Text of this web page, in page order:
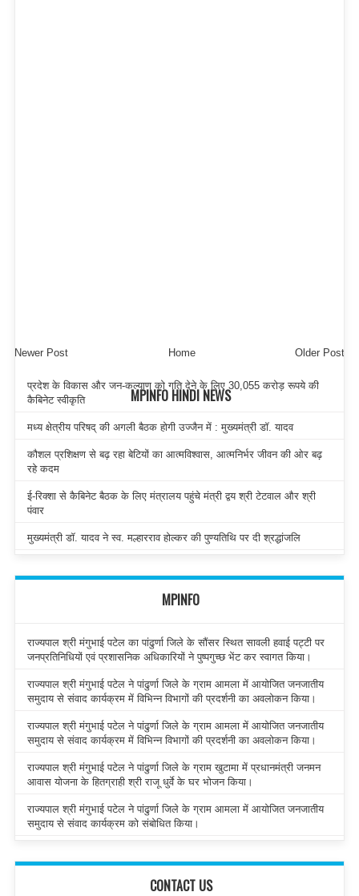
Newer Post Older Post
Home
MPINFO HINDI NEWS
प्रदेश के विकास और जन-कल्याण को गति देने के लिए 30,055 करोड़ रूपये की
कैबिनेट स्वीकृति
मध्य क्षेत्रीय परिषद् की अगली बैठक होगी उज्जैन में : मुख्यमंत्री डॉ. यादव
कौशल प्रशिक्षण से बढ़ रहा बेटियों का आत्मविश्वास, आत्मनिर्भर जीवन की ओर बढ़
रहे कदम
ई-रिक्शा से कैबिनेट बैठक के लिए मंत्रालय पहुंचे मंत्री द्वय श्री टेटवाल और श्री
पंवार
मुख्यमंत्री डॉ. यादव ने स्व. मल्हारराव होल्कर की पुण्यतिथि पर दी श्रद्धांजलि
MPINFO
राज्यपाल श्री मंगुभाई पटेल का पांढुर्णा जिले के सौंसर स्थित सावली हवाई पट्टी पर
जनप्रतिनिधियों एवं प्रशासनिक अधिकारियों ने पुष्पगुच्छ भेंट कर स्वागत किया।
राज्यपाल श्री मंगुभाई पटेल ने पांढुर्णा जिले के ग्राम आमला में आयोजित जनजातीय
समुदाय से संवाद कार्यक्रम में विभिन्न विभागों की प्रदर्शनी का अवलोकन किया।
राज्यपाल श्री मंगुभाई पटेल ने पांढुर्णा जिले के ग्राम आमला में आयोजित जनजातीय
समुदाय से संवाद कार्यक्रम में विभिन्न विभागों की प्रदर्शनी का अवलोकन किया।
राज्यपाल श्री मंगुभाई पटेल ने पांढुर्णा जिले के ग्राम खुटामा में प्रधानमंत्री जनमन
आवास योजना के हितग्राही श्री राजू धुर्वे के घर भोजन किया।
राज्यपाल श्री मंगुभाई पटेल ने पांढुर्णा जिले के ग्राम आमला में आयोजित जनजातीय
समुदाय से संवाद कार्यक्रम को संबोधित किया।
CONTACT US